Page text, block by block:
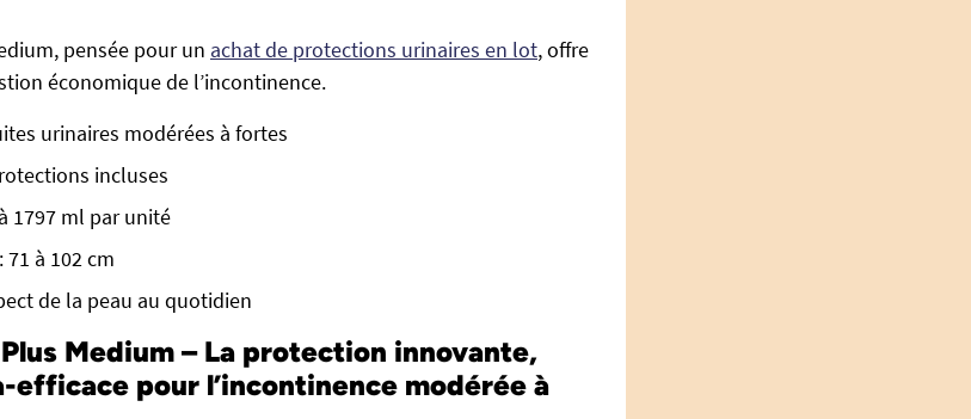
pensée pour un achat de protections urinaires en lot, offre
économique de l’incontinence.
urinaires modérées à fortes
incluses
1797 ml par unité
à 102 cm
de la peau au quotidien
Medium – La protection innovante,
pour l’incontinence modérée à